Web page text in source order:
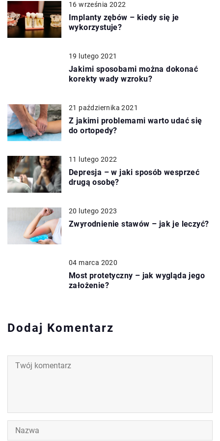
16 września 2022
Implanty zębów – kiedy się je
wykorzystuje?
19 lutego 2021
Jakimi sposobami można dokonać
korekty wady wzroku?
21 października 2021
Z jakimi problemami warto udać się
do ortopedy?
11 lutego 2022
Depresja – w jaki sposób wesprzeć
drugą osobę?
20 lutego 2023
Zwyrodnienie stawów – jak je leczyć?
04 marca 2020
Most protetyczny – jak wygląda jego
założenie?
Dodaj Komentarz